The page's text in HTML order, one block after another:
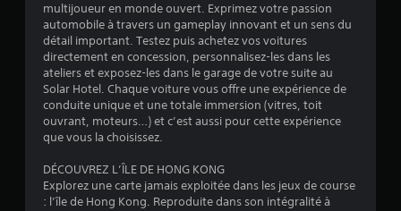
2
.
1
6
é
multijoueur en monde ouvert. Exprimez votre passion
automobile à travers un gameplay innovant et un sens du
détail important. Testez puis achetez vos voitures
directement en concession, personnalisez-les dans les
ateliers et exposez-les dans le garage de votre suite au
Solar Hotel. Chaque voiture vous offre une expérience de
conduite unique et une totale immersion (vitres, toit
ouvrant, moteurs…) et c’est aussi pour cette expérience
que vous la choisissez.
DÉCOUVREZ L’ÎLE DE HONG KONG
Explorez une carte jamais exploitée dans les jeux de course
: l’île de Hong Kong. Reproduite dans son intégralité à